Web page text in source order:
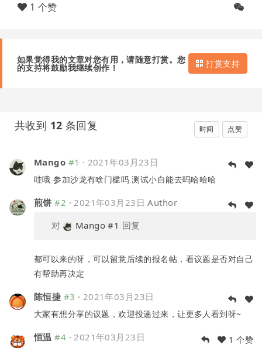
1 个赞
如果觉得我的文章对您有用，请随意打赏。您
的支持将鼓励我继续创作！ 打赏支持
共收到 12 条回复 时间 点赞
Mango #1 · 2021年03月23日
哇哦 参加沙龙有啥门槛吗 测试小白能去吗哈哈哈
煎饼 #2 ·2021年03月23日 Author
对
Mango #1 回复
都可以来的呀，可以留意后续的报名帖，看议题是否对自己
有帮助再决定
陈恒捷 #3 · 2021年03月23日
大家有想分享的议题，欢迎投递过来，让更多人看到呀~
恒温 #4 ·2021年03月23日
1 个赞